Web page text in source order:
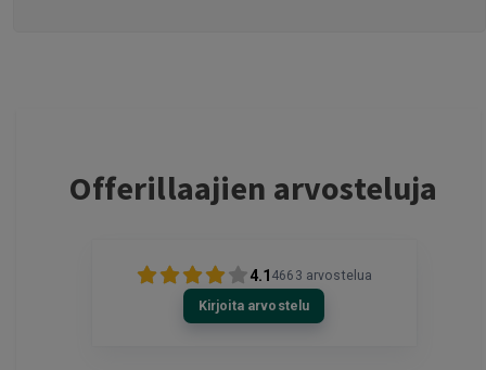
Offerillaajien arvosteluja
4.1 4663 arvostelua
Kirjoita arvostelu